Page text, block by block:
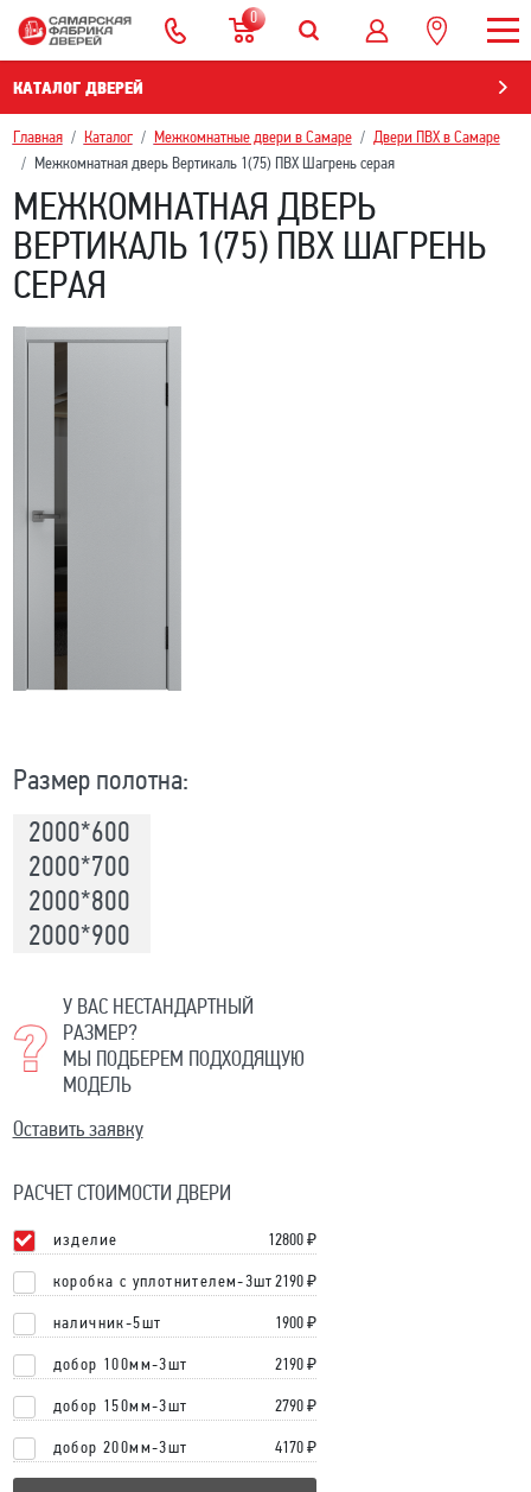
0
КАТАЛОГ ДВЕРЕЙ
Главная Каталог Межкомнатные двери в Самаре
Двери ПВХ в Самаре
Межкомнатная дверь Вертикаль 1(75) ПВХ Шагрень серая
МЕЖКОМНАТНАЯ ДВЕРЬ
ВЕРТИКАЛЬ 1(75) ПВХ ШАГРЕНЬ
СЕРАЯ
Размер полотна:
2000*600
2000*700
2000*800
2000*900
У ВАС НЕСТАНДАРТНЫЙ
РАЗМЕР?
МЫ ПОДБЕРЕМ ПОДХОДЯЩУЮ
МОДЕЛЬ
Оставить заявку
РАСЧЕТ СТОИМОСТИ ДВЕРИ
изделие 12800₽
коробка с уплотнителем-3шт 2190 ₽
наличник-5шт 1900 ₽
добор 100мм-3шт 2190 ₽
добор 150мм-3шт 2790 ₽
добор 200мм-3шт 4170 ₽